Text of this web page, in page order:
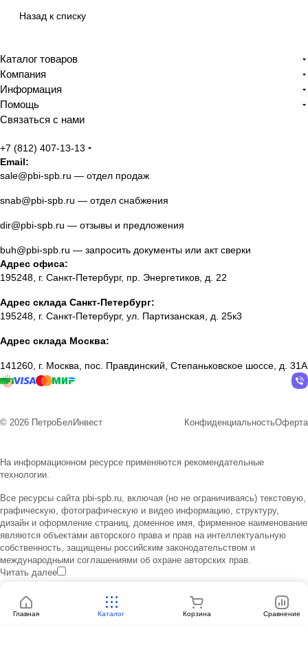
Назад к списку
Каталог товаров
Компания
Информация
Помощь
Связаться с нами
+7 (812) 407-13-13
Email:
sale@pbi-spb.ru — отдел продаж
snab@pbi-spb.ru — отдел снабжения
dir@pbi-spb.ru — отзывы и предложения
buh@pbi-spb.ru — запросить документы или акт сверки
Адрес офиса:
195248, г. Санкт-Петербург, пр. Энергетиков, д. 22
Адрес склада Санкт-Петербург:
195248, г. Санкт-Петербург, ул. Партизанская, д. 25к3
Адрес склада Москва:
141260, г. Москва, пос. Правдинский, Степаньковское шоссе, д. 31А
© 2026 ПетроБелИнвест КонфиденциальностьОферта
На информационном ресурсе применяются рекомендательные
технологии.
Все ресурсы сайта pbi-spb.ru, включая (но не ограничиваясь) текстовую,
графическую, фотографическую и видео информацию, структуру,
дизайн и оформление страниц, доменное имя, фирменное наименование
являются объектами авторского права и прав на интеллектуальную
собственность, защищены российским законодательством и
международными соглашениями об охране авторских прав.
Читать далее
Главная Каталог Корзина Сравнение